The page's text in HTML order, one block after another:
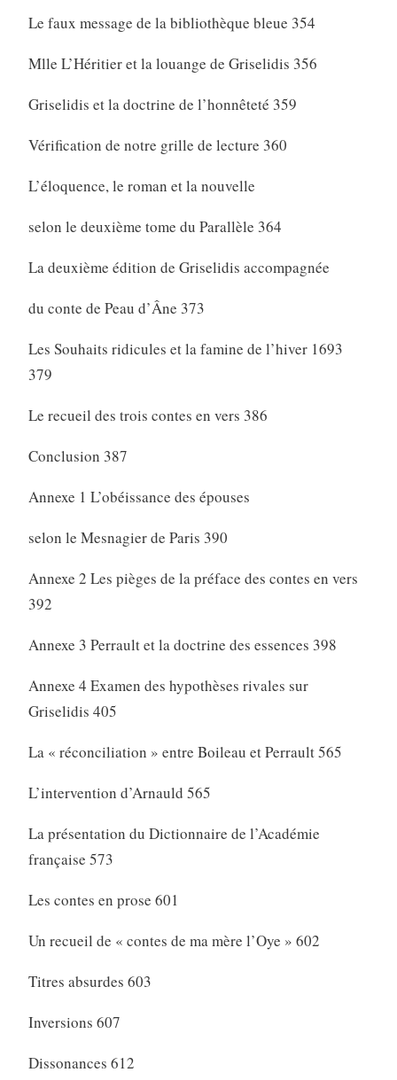
Le faux message de la bibliothèque bleue 354
Mlle L’Héritier et la louange de Griselidis 356
Griselidis et la doctrine de l’honnêteté 359
Vérification de notre grille de lecture 360
L’éloquence, le roman et la nouvelle
selon le deuxième tome du Parallèle 364
La deuxième édition de Griselidis accompagnée
du conte de Peau d’Âne 373
Les Souhaits ridicules et la famine de l’hiver 1693
379
Le recueil des trois contes en vers 386
Conclusion 387
Annexe 1 L’obéissance des épouses
selon le Mesnagier de Paris 390
Annexe 2 Les pièges de la préface des contes en vers
392
Annexe 3 Perrault et la doctrine des essences 398
Annexe 4 Examen des hypothèses rivales sur
Griselidis 405
La « réconciliation » entre Boileau et Perrault 565
L’intervention d’Arnauld 565
La présentation du Dictionnaire de l’Académie
française 573
Les contes en prose 601
Un recueil de « contes de ma mère l’Oye » 602
Titres absurdes 603
Inversions 607
Dissonances 612